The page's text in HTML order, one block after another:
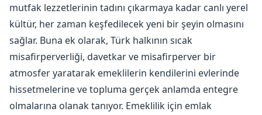
mutfak lezzetlerinin tadını çıkarmaya kadar canlı yerel
kültür, her zaman keşfedilecek yeni bir şeyin olmasını
sağlar. Buna ek olarak, Türk halkının sıcak
misafirperverliği, davetkar ve misafirperver bir
atmosfer yaratarak emeklilerin kendilerini evlerinde
hissetmelerine ve topluma gerçek anlamda entegre
olmalarına olanak tanıyor. Emeklilik için emlak